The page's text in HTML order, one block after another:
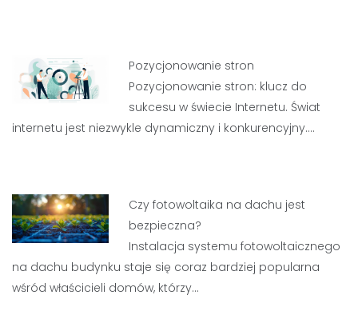
Pozycjonowanie stron
Pozycjonowanie stron: klucz do
sukcesu w świecie Internetu. Świat
internetu jest niezwykle dynamiczny i konkurencyjny.…
Czy fotowoltaika na dachu jest
bezpieczna?
Instalacja systemu fotowoltaicznego
na dachu budynku staje się coraz bardziej popularna
wśród właścicieli domów, którzy…